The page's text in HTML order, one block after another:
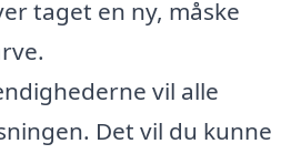
taget en ny, måske
vil alle
Det vil du kunne